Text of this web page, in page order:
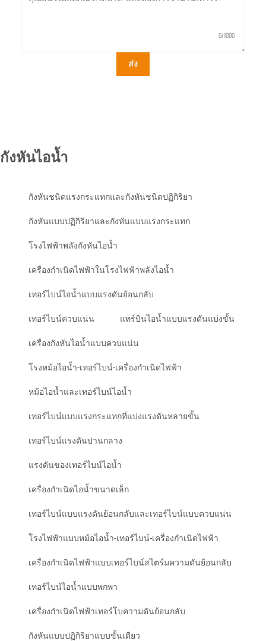
0/1000
ส่ง
กังหันไอน้ำ
กังหันชนิดแรงกระแทกและกังหันชนิดปฏิกิริยา
กังหันแบบปฏิกิริยาและกังหันแบบแรงกระแทก
โรงไฟฟ้าพลังกังหันไอน้ำ
เครื่องกำเนิดไฟฟ้าในโรงไฟฟ้าพลังไอน้ำ
เทอร์ไบน์ไอน้ำแบบแรงดันย้อนกลับ
เทอร์ไบน์ควบแน่น แทร์บินไอน้ำแบบแรงดันแบ่งขั้น
เครื่องกังหันไอน้ำแบบควบแน่น
โรงหม้อไอน้ำ-เทอร์ไบน์-เครื่องกำเนิดไฟฟ้า
หม้อไอน้ำและเทอร์ไบน์ไอน้ำ
เทอร์ไบน์แบบแรงกระแทกที่แบ่งแรงดันหลายขั้น
เทอร์ไบน์แรงดันปานกลาง
แรงดันของเทอร์ไบน์ไอน้ำ
เครื่องกำเนิดไอน้ำขนาดเล็ก
เทอร์ไบน์แบบแรงดันย้อนกลับและเทอร์ไบน์แบบควบแน่น
โรงไฟฟ้าแบบหม้อไอน้ำ-เทอร์ไบน์-เครื่องกำเนิดไฟฟ้า
เครื่องกำเนิดไฟฟ้าแบบเทอร์ไบน์สไตร์มความดันย้อนกลับ
เทอร์ไบน์ไอน้ำแบบพกพา
เครื่องกำเนิดไฟฟ้าเทอร์โบความดันย้อนกลับ
กังหันแบบปฏิกิริยาแบบขั้นเดียว